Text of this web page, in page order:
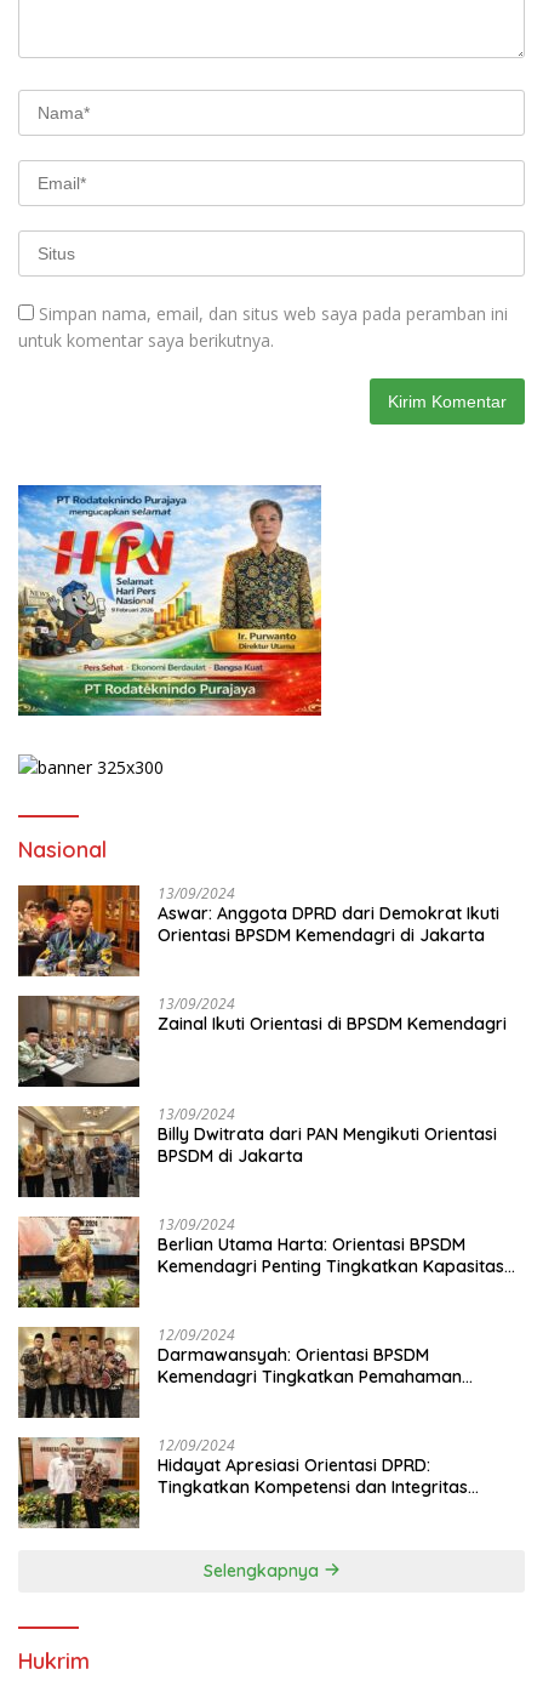
Simpan nama, email, dan situs web saya pada peramban ini
untuk komentar saya berikutnya.
Nasional
13/09/2024
Aswar: Anggota DPRD dari Demokrat Ikuti
Orientasi BPSDM Kemendagri di Jakarta
13/09/2024
Zainal Ikuti Orientasi di BPSDM Kemendagri
13/09/2024
Billy Dwitrata dari PAN Mengikuti Orientasi
BPSDM di Jakarta
13/09/2024
Berlian Utama Harta: Orientasi BPSDM
Kemendagri Penting Tingkatkan Kapasitas
12/09/2024
Darmawansyah: Orientasi BPSDM
Kemendagri Tingkatkan Pemahaman
12/09/2024
Hidayat Apresiasi Orientasi DPRD:
Tingkatkan Kompetensi dan Integritas
Selengkapnya
Hukrim